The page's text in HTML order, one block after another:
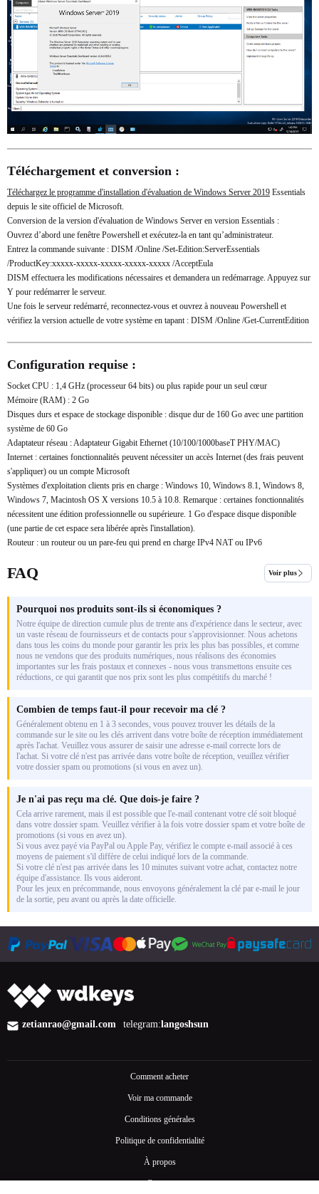
Téléchargement et conversion :
Téléchargez le programme d'installation d'évaluation de Windows Server 2019 Essentials
depuis le site officiel de Microsoft.
Conversion de la version d'évaluation de Windows Server en version Essentials :
Ouvrez d’abord une fenêtre Powershell et exécutez-la en tant qu’administrateur.
Entrez la commande suivante : DISM /Online /Set-Edition:ServerEssentials
/ProductKey:xxxxx-xxxxx-xxxxx-xxxxx-xxxxx /AcceptEula
DISM effectuera les modifications nécessaires et demandera un redémarrage. Appuyez sur
Y pour redémarrer le serveur.
Une fois le serveur redémarré, reconnectez-vous et ouvrez à nouveau Powershell et
vérifiez la version actuelle de votre système en tapant : DISM /Online /Get-CurrentEdition
Configuration requise :
Socket CPU : 1,4 GHz (processeur 64 bits) ou plus rapide pour un seul cœur
Mémoire (RAM) : 2 Go
Disques durs et espace de stockage disponible : disque dur de 160 Go avec une partition
système de 60 Go
Adaptateur réseau : Adaptateur Gigabit Ethernet (10/100/1000baseT PHY/MAC)
Internet : certaines fonctionnalités peuvent nécessiter un accès Internet (des frais peuvent
s'appliquer) ou un compte Microsoft
Systèmes d'exploitation clients pris en charge : Windows 10, Windows 8.1, Windows 8,
Windows 7, Macintosh OS X versions 10.5 à 10.8. Remarque : certaines fonctionnalités
nécessitent une édition professionnelle ou supérieure. 1 Go d'espace disque disponible
(une partie de cet espace sera libérée après l'installation).
Routeur : un routeur ou un pare-feu qui prend en charge IPv4 NAT ou IPv6
FAQ Voir plus
Pourquoi nos produits sont-ils si économiques ?
Notre équipe de direction cumule plus de trente ans d'expérience dans le secteur, avec
un vaste réseau de fournisseurs et de contacts pour s'approvisionner. Nous achetons
dans tous les coins du monde pour garantir les prix les plus bas possibles, et comme
nous ne vendons que des produits numériques, nous réalisons des économies
importantes sur les frais postaux et connexes - nous vous transmettons ensuite ces
réductions, ce qui garantit que nos prix sont les plus compétitifs du marché !
Combien de temps faut-il pour recevoir ma clé ?
Généralement obtenu en 1 à 3 secondes, vous pouvez trouver les détails de la
commande sur le site ou les clés arrivent dans votre boîte de réception immédiatement
après l'achat. Veuillez vous assurer de saisir une adresse e-mail correcte lors de
l'achat. Si votre clé n'est pas arrivée dans votre boîte de réception, veuillez vérifier
votre dossier spam ou promotions (si vous en avez un).
Je n'ai pas reçu ma clé. Que dois-je faire ?
Cela arrive rarement, mais il est possible que l'e-mail contenant votre clé soit bloqué
dans votre dossier spam. Veuillez vérifier à la fois votre dossier spam et votre boîte de
promotions (si vous en avez un).
Si vous avez payé via PayPal ou Apple Pay, vérifiez le compte e-mail associé à ces
moyens de paiement s'il diffère de celui indiqué lors de la commande.
Si votre clé n'est pas arrivée dans les 10 minutes suivant votre achat, contactez notre
équipe d'assistance. Ils vous aideront.
Pour les jeux en précommande, nous envoyons généralement la clé par e-mail le jour
de la sortie, peu avant ou après la date officielle.
zetianrao@gmail.com telegram:langoshsun
Comment acheter
Voir ma commande
Conditions générales
Politique de confidentialité
À propos
Contact